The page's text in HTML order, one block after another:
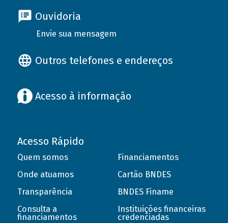
Ouvidoria
Envie sua mensagem
Outros telefones e endereços
Acesso à informação
Acesso Rápido
Quem somos
Onde atuamos
Transparência
Consulta a
financiamentos
Financiamentos
Cartão BNDES
BNDES Finame
Instituições financeiras
credenciadas